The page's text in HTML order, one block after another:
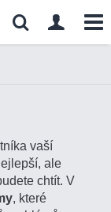
vaší
ale
chtít. V
, které